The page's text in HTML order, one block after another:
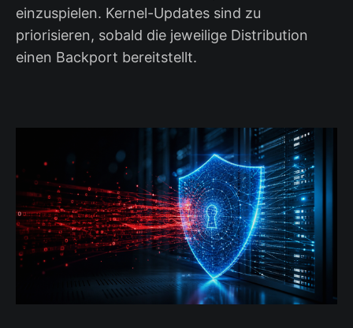
einzuspielen. Kernel-Updates sind zu
priorisieren, sobald die jeweilige Distribution
einen Backport bereitstellt.